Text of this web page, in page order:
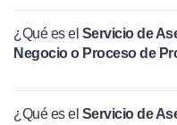
¿Qué es el Servicio de
Negocio o Proceso de
¿Qué es el Servicio de